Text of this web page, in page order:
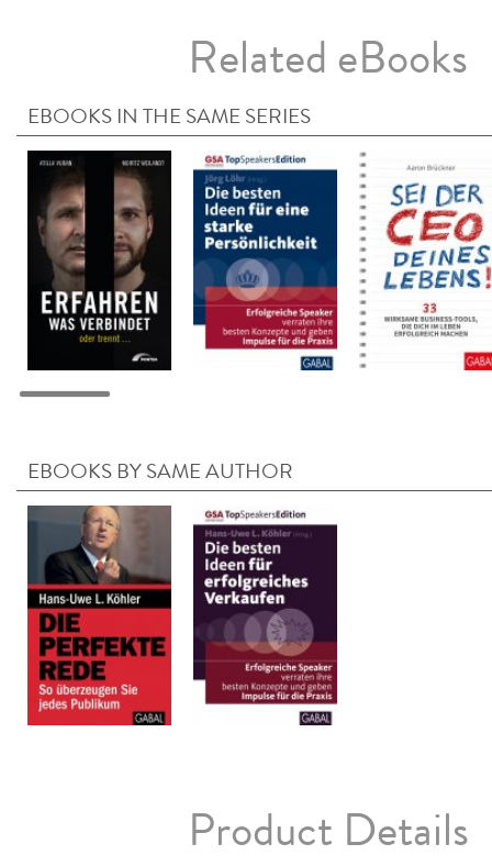
Related eBooks
EBOOKS IN THE SAME SERIES
EBOOKS BY SAME AUTHOR
Product Details